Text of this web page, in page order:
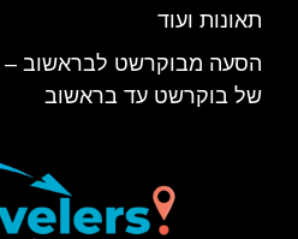
תאונות ועוד
הסעה מבוקרשט לבראשוב
של בוקרשט עד בראשוב